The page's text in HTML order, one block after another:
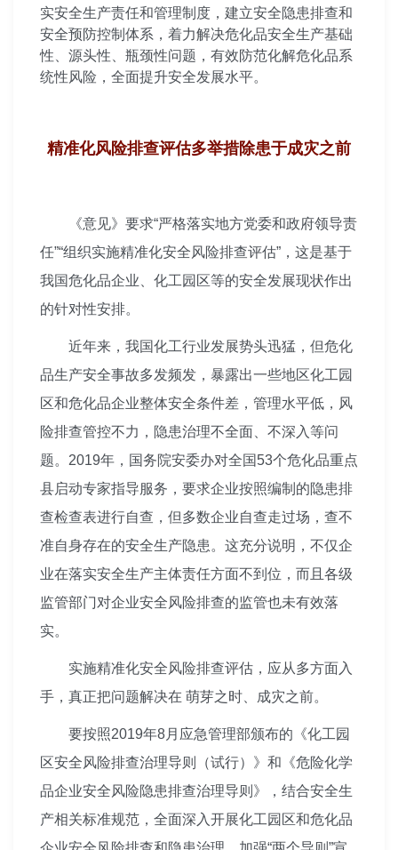
实安全生产责任和管理制度，建立安全隐患排查和
安全预防控制体系，着力解决危化品安全生产基础
性、源头性、瓶颈性问题，有效防范化解危化品系
统性风险，全面提升安全发展水平。
精准化风险排查评估多举措除患于成灾之前
《意见》要求“严格落实地方党委和政府领导责
任”“组织实施精准化安全风险排查评估”，这是基于
我国危化品企业、化工园区等的安全发展现状作出
的针对性安排。
近年来，我国化工行业发展势头迅猛，但危化
品生产安全事故多发频发，暴露出一些地区化工园
区和危化品企业整体安全条件差，管理水平低，风
险排查管控不力，隐患治理不全面、不深入等问
题。2019年，国务院安委办对全国53个危化品重点
县启动专家指导服务，要求企业按照编制的隐患排
查检查表进行自查，但多数企业自查走过场，查不
准自身存在的安全生产隐患。这充分说明，不仅企
业在落实安全生产主体责任方面不到位，而且各级
监管部门对企业安全风险排查的监管也未有效落
实。
实施精准化安全风险排查评估，应从多方面入
手，真正把问题解决在 萌芽之时、成灾之前。
要按照2019年8月应急管理部颁布的《化工园
区安全风险排查治理导则（试行）》和《危险化学
品企业安全风险隐患排查治理导则》，结合安全生
产相关标准规范，全面深入开展化工园区和危化品